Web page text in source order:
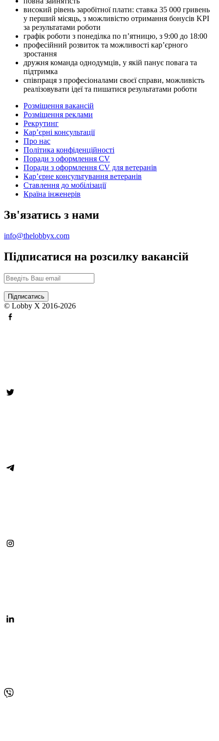
високий рівень заробітної плати: ставка 35 000 гривень
у перший місяць, з можливістю отримання бонусів KPI
за результатами роботи
графік роботи з понеділка по п’ятницю, з 9:00 до 18:00
професійний розвиток та можливості кар’єрного
зростання
дружня команда однодумців, у якій панує повага та
підтримка
співпраця з професіоналами своєї справи, можливість
реалізовувати ідеї та пишатися результатами роботи
Розміщення вакансій
Розміщення реклами
Рекрутинг
Карʼєрні консультації
Про нас
Політика конфіденційності
Поради з оформлення CV
Поради з оформлення CV для ветеранів
Карʼєрне консультування ветеранів
Ставлення до мобілізації
Країна інженерів
Зв'язатись з нами
info@thelobbyx.com
Підписатися на розсилку вакансій
© Lobby X 2016-2026